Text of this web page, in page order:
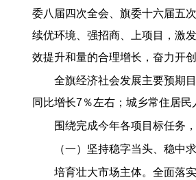
委八届四次全会、旗委十六届五
续优环境、强招商、上项目，激
效提升和量的合理增长，奋力开
全旗经济社会发展主要预期
同比增长7％左右；城乡常住居民
围绕完成今年各项目标任务
（一）坚持稳字当头、稳中
培育壮大市场主体。全面落